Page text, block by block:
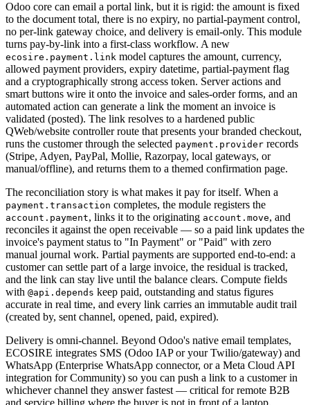
Odoo core can email a portal link, but it is rigid: the amount is fixed
to the document total, there is no expiry, no partial-payment control,
no per-link gateway choice, and delivery is email-only. This module
turns pay-by-link into a first-class workflow. A new
ecosire.payment.link model captures the amount, currency,
allowed payment providers, expiry datetime, partial-payment flag
and a cryptographically strong access token. Server actions and
smart buttons wire it onto the invoice and sales-order forms, and an
automated action can generate a link the moment an invoice is
validated (posted). The link resolves to a hardened public
QWeb/website controller route that presents your branded checkout,
runs the customer through the selected payment.provider records
(Stripe, Adyen, PayPal, Mollie, Razorpay, local gateways, or
manual/offline), and returns them to a themed confirmation page.
The reconciliation story is what makes it pay for itself. When a
payment.transaction completes, the module registers the
account.payment, links it to the originating account.move, and
reconciles it against the open receivable — so a paid link updates the
invoice's payment status to "In Payment" or "Paid" with zero
manual journal work. Partial payments are supported end-to-end: a
customer can settle part of a large invoice, the residual is tracked,
and the link can stay live until the balance clears. Compute fields
with @api.depends keep paid, outstanding and status figures
accurate in real time, and every link carries an immutable audit trail
(created by, sent channel, opened, paid, expired).
Delivery is omni-channel. Beyond Odoo's native email templates,
ECOSIRE integrates SMS (Odoo IAP or your Twilio/gateway) and
WhatsApp (Enterprise WhatsApp connector, or a Meta Cloud API
integration for Community) so you can push a link to a customer in
whichever channel they answer fastest — critical for remote B2B